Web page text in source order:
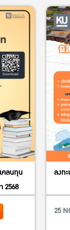
คลนทุน
2568
ลงท
25